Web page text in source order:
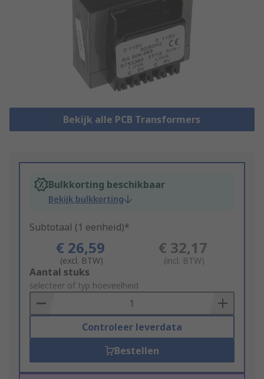
Bekijk alle PCB Transformers
Bulkkorting beschikbaar
Bekijk bulkkorting
Subtotaal (1 eenheid)*
€ 26,59
(excl. BTW)
€ 32,17
(incl. BTW)
Add
to
Basket
Aantal stuks
selecteer of typ hoeveelheid
Controleer leverdata
Bestellen